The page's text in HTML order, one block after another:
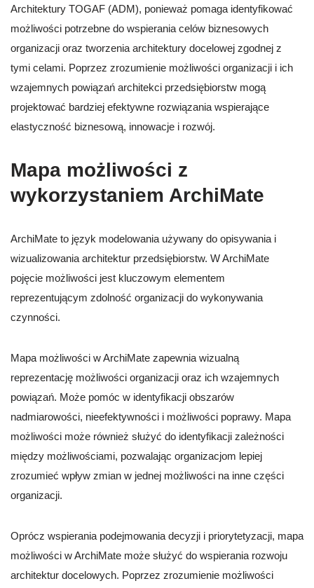
Architektury TOGAF (ADM), ponieważ pomaga identyfikować
możliwości potrzebne do wspierania celów biznesowych
organizacji oraz tworzenia architektury docelowej zgodnej z
tymi celami. Poprzez zrozumienie możliwości organizacji i ich
wzajemnych powiązań architekci przedsiębiorstw mogą
projektować bardziej efektywne rozwiązania wspierające
elastyczność biznesową, innowacje i rozwój.
Mapa możliwości z
wykorzystaniem ArchiMate
ArchiMate to język modelowania używany do opisywania i
wizualizowania architektur przedsiębiorstw. W ArchiMate
pojęcie możliwości jest kluczowym elementem
reprezentującym zdolność organizacji do wykonywania
czynności.
Mapa możliwości w ArchiMate zapewnia wizualną
reprezentację możliwości organizacji oraz ich wzajemnych
powiązań. Może pomóc w identyfikacji obszarów
nadmiarowości, nieefektywności i możliwości poprawy. Mapa
możliwości może również służyć do identyfikacji zależności
między możliwościami, pozwalając organizacjom lepiej
zrozumieć wpływ zmian w jednej możliwości na inne części
organizacji.
Oprócz wspierania podejmowania decyzji i priorytetyzacji, mapa
możliwości w ArchiMate może służyć do wspierania rozwoju
architektur docelowych. Poprzez zrozumienie możliwości